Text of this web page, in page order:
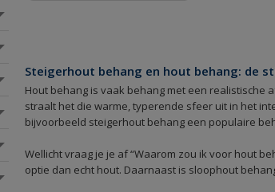
Steigerhout behang en hout behang: de
Hout behang is vaak behang met een
straalt het die warme, typerende sfeer uit in het
bijvoorbeeld steigerhout behang een populaire
Wellicht vraag je je af “Waarom zou ik voor hout
optie dan echt hout. Daarnaast is sloophout